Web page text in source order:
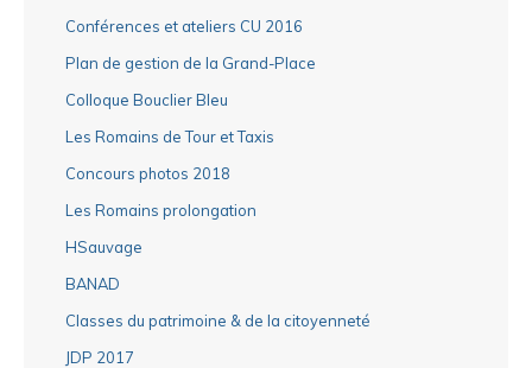
Conférences et ateliers CU 2016
Plan de gestion de la Grand-Place
Colloque Bouclier Bleu
Les Romains de Tour et Taxis
Concours photos 2018
Les Romains prolongation
HSauvage
BANAD
Classes du patrimoine & de la citoyenneté
JDP 2017